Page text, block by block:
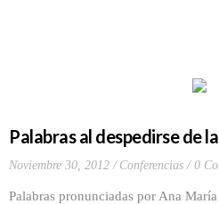
Palabras al despedirse de
Noviembre 30, 2012 Conferencias 0
Palabras pronunciadas por Ana